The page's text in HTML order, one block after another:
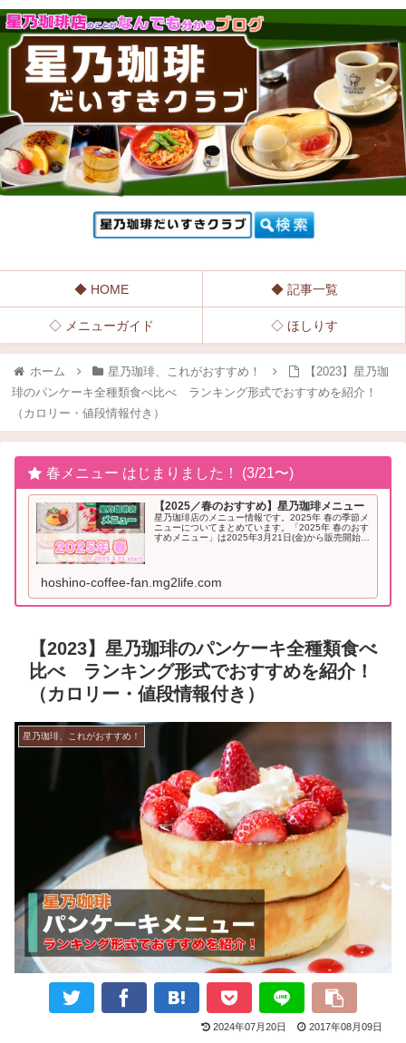
◆ HOME ◆ 記事一覧
◇ メニューガイド ◇ ほしりす
ホーム 星乃珈琲、これがおすすめ！
【2023】星乃珈
琲のパンケーキ全種類食べ比べ ランキング形式でおすすめを紹介！
（カロリー・値段情報付き）
春メニュー はじまりました！ (3/21〜)
【2025／春のおすすめ】星乃珈琲メニュー
星乃珈琲店のメニュー情報です。2025年 春の季節メ
ニューについてまとめています。「2025年 春のおす
すめメニュー」は2025年3月21日(金)から販売開始と
hoshino-coffee-fan.mg2life.com
【2023】星乃珈琲のパンケーキ全種類食べ
比べ ランキング形式でおすすめを紹介！
（カロリー・値段情報付き）
星乃珈琲、これがおすすめ！
2024年07月20日 2017年08月09日